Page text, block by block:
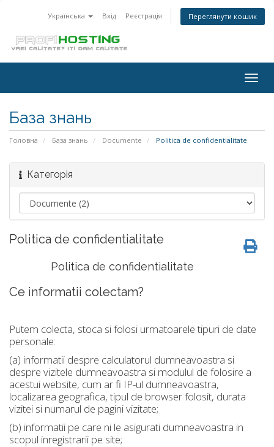
Українська Вхід Реєстрація Переглянути кошик
База знань
Головна База знань Documente Politica de confidentialitate
Категорія
Politica de confidentialitate
Politica de confidentialitate
Ce informatii colectam?
Putem colecta, stoca si folosi urmatoarele tipuri de date
personale:
(a) informatii despre calculatorul dumneavoastra si
despre vizitele dumneavoastra si modulul de folosire a
acestui website, cum ar fi IP-ul dumneavoastra,
localizarea geografica, tipul de browser folosit, durata
vizitei si numarul de pagini vizitate;
(b) informatii pe care ni le asigurati dumneavoastra in
scopul inregistrarii pe site;